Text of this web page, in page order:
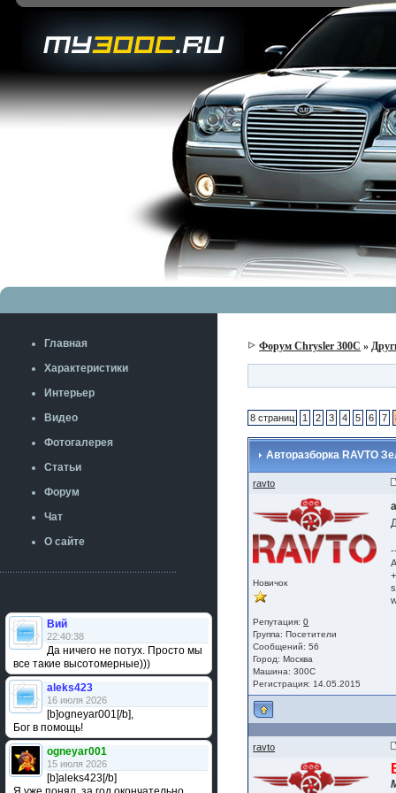
Главная
Характеристики
Интерьер
Видео
Фотогалерея
Статьи
Форум
Чат
О сайте
Вий
22:40:38
Да ничего не потух. Просто мы
все такие высотомерные)))
aleks423
16 июля 2026
[b]ogneyar001[/b],
Бог в помощь!
ogneyar001
15 июля 2026
[b]aleks423[/b]
Форум Chrysler 300C »
8 страниц 1 2 3 4 5 6 7
Авторазборка RAVTO
ravto
Новичок
Репутация:0
Группа:Посетители
Сообщений: 56
Город: Москва
Машина: 300C
Регистрация: 14.05.2015
ravto